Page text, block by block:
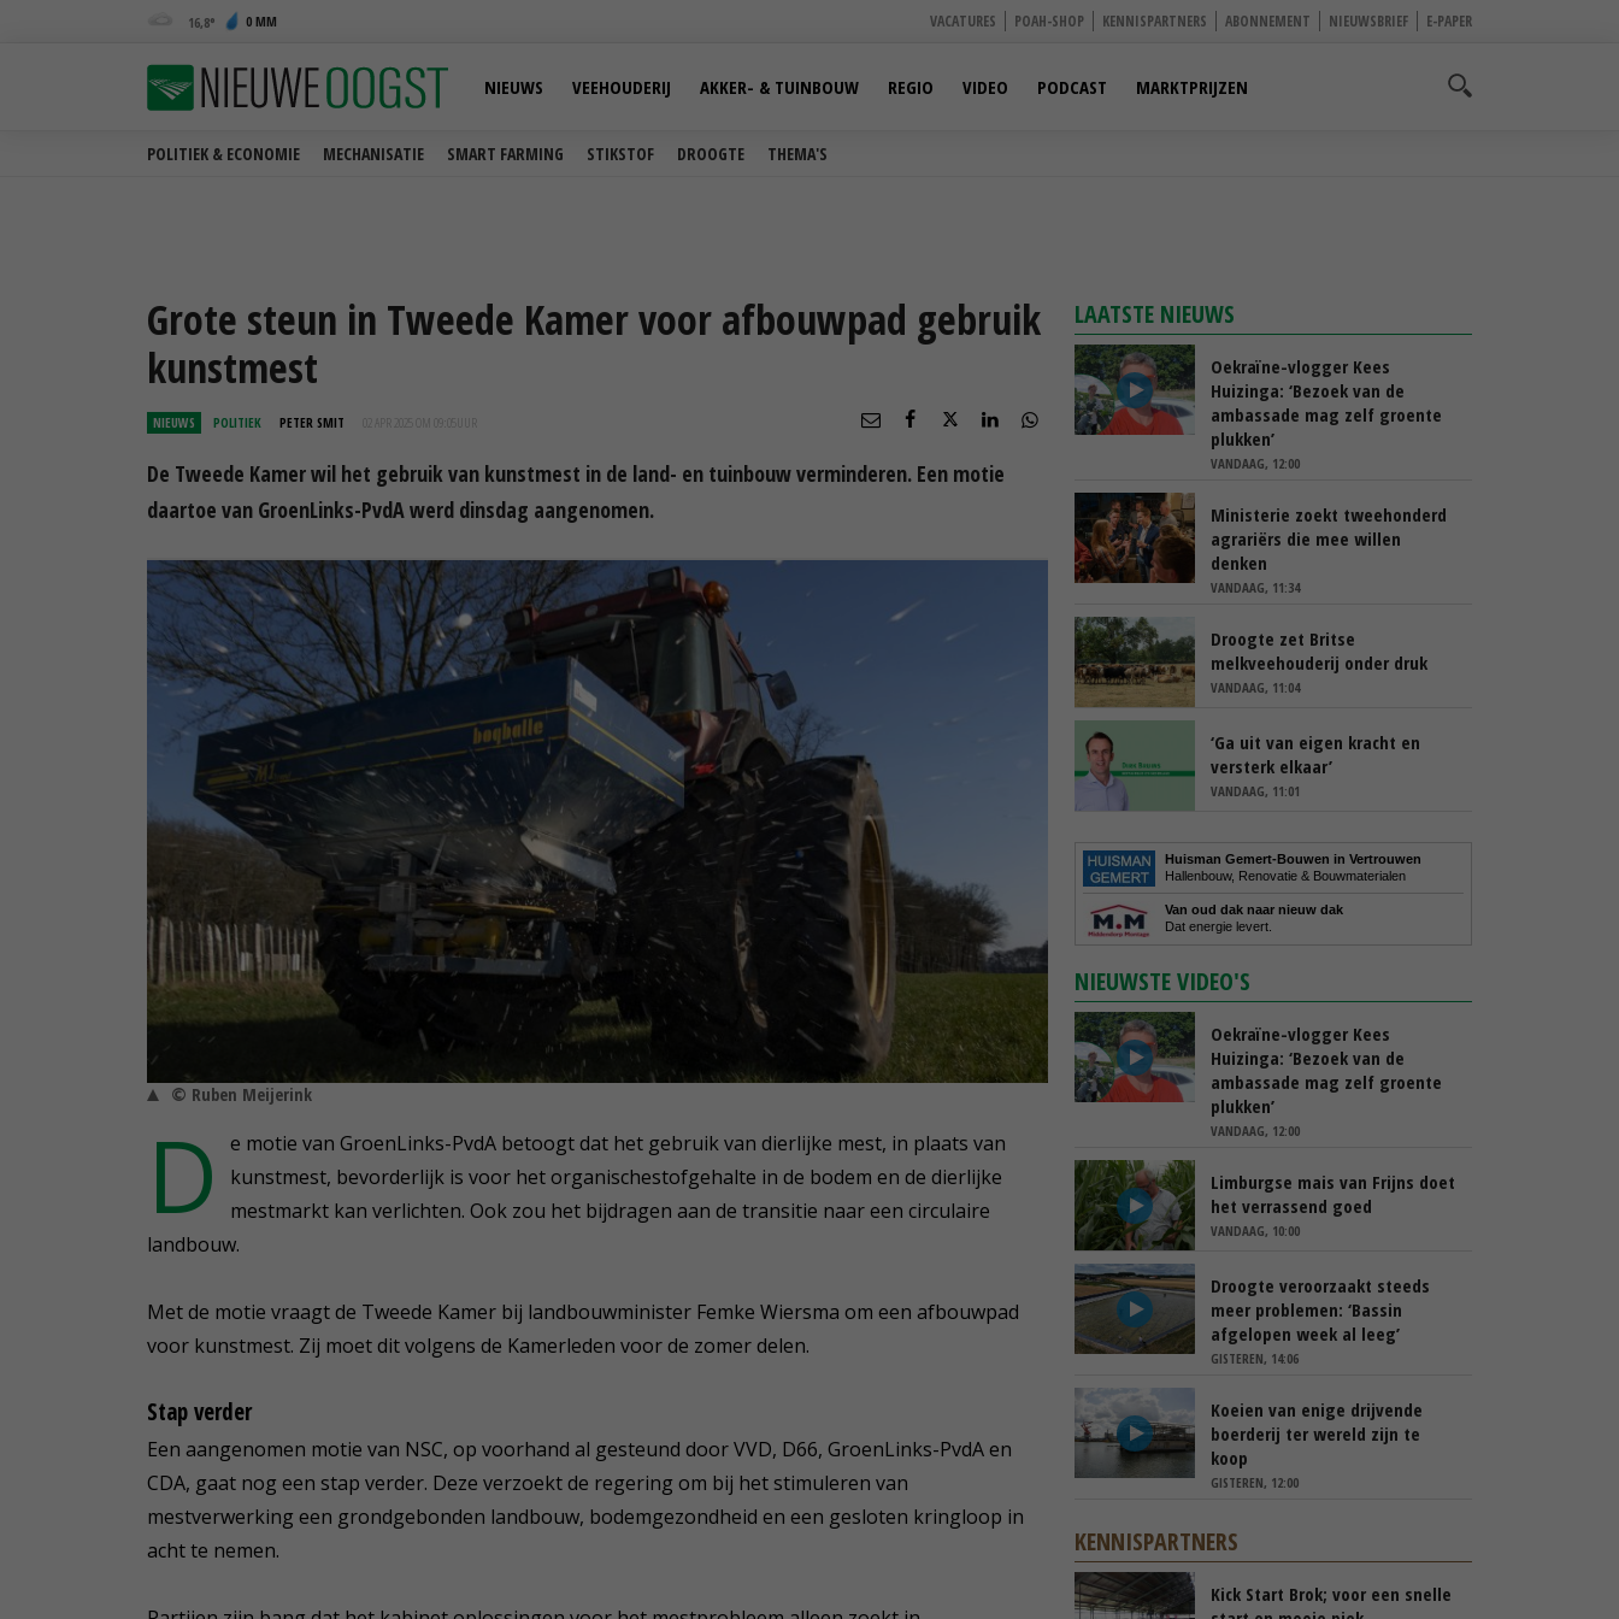
16,8 0 MM VACATURES POAH-SHOP KENNISPARTNERS ABONNEMENT NIEUWSBRIEF E-PAPER
POLITIEK & ECONOMIE MECHANISATIE SMART FARMING STIKSTOF DROOGTE THEMA'S
NIEUWS VEEHOUDERIJ AKKER- & TUINBOUW REGIO VIDEO PODCAST MARKTPRIJZEN
Grote steun in Tweede Kamer voor afbouwpad gebruik
kunstmest
NIEUWS POLITIEK PETER SMIT 02 APR 2025 OM 09:05
De Tweede Kamer wil het gebruik van kunstmest in de land- en tuinbouw verminderen. Een motie
daartoe van GroenLinks-PvdA werd dinsdag aangenomen.
© Ruben Meijerink
D
e motie van GroenLinks-PvdA betoogt dat het gebruik van dierlijke mest, in plaats van
kunstmest, bevorderlijk is voor het organischestofgehalte in de bodem en de dierlijke
mestmarkt kan verlichten. Ook zou het bijdragen aan de transitie naar een circulaire
landbouw.
Met de motie vraagt de Tweede Kamer bij landbouwminister Femke Wiersma om een afbouwpad
voor kunstmest. Zij moet dit volgens de Kamerleden voor de zomer delen.
Stap verder
Een aangenomen motie van NSC, op voorhand al gesteund door VVD, D66, GroenLinks-PvdA en
CDA, gaat nog een stap verder. Deze verzoekt de regering om bij het stimuleren van
mestverwerking een grondgebonden landbouw, bodemgezondheid en een gesloten kringloop in
acht te nemen.
LAATSTE NIEUWS
Oekraïne-vlogger Kees
Huizinga: ‘Bezoek van de
ambassade mag zelf groente
plukken’
VANDAAG, 12:00
Ministerie zoekt tweehonderd
agrariërs die mee willen
denken
VANDAAG, 11:34
Droogte zet Britse
melkveehouderij onder druk
VANDAAG, 11:04
‘Ga uit van eigen kracht en
versterk elkaar’
VANDAAG, 11:01
Huisman Gemert-Bouwen in Vertrouwen
Hallenbouw, Renovatie & Bouwmaterialen
Van oud dak naar nieuw dak
Dat energie levert.
NIEUWSTE VIDEO'S
Oekraïne-vlogger Kees
Huizinga: ‘Bezoek van de
ambassade mag zelf groente
plukken’
VANDAAG, 12:00
Limburgse mais van Frijns doet
het verrassend goed
VANDAAG, 10:00
Droogte veroorzaakt steeds
meer problemen: ‘Bassin
afgelopen week al leeg’
GISTEREN, 14:06
Koeien van enige drijvende
boerderij ter wereld zijn te
koop
GISTEREN, 12:00
KENNISPARTNERS
Kick Start Brok; voor een snelle